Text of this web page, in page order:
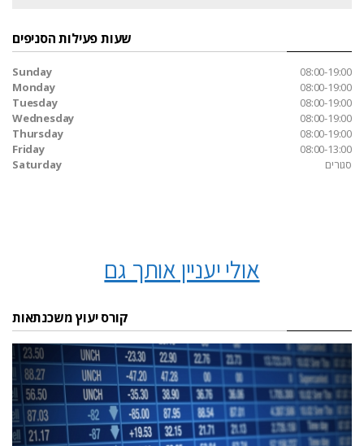
שעות פעילות הסניפים
Sunday
08:00-19:00
Monday
08:00-19:00
Tuesday
08:00-19:00
Wednesday
08:00-19:00
Thursday
08:00-19:00
Friday
08:00-13:00
Saturday
סגורים
אולי יעניין אותך גם
קורס יעוץ משכנתאות